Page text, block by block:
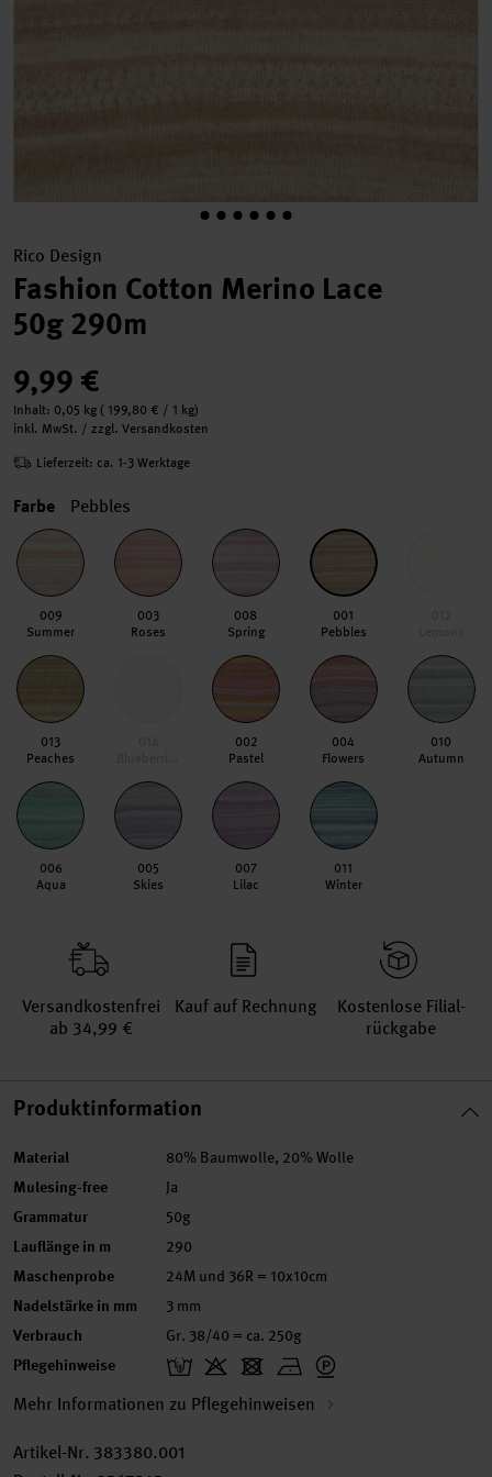
Rico Design
Fashion Cotton Merino Lace
50g 290m
9,99 €
Inhalt: 0,05 kg ( 199,80 € / 1 kg)
inkl. MwSt. / zzgl. Versandkosten
Lieferzeit: ca. 1-3 Werktage
Farbe Pebbles
009
Summer
003
Roses
008
Spring
001
Pebbles
013
Peaches
002
Pastel
004
Flowers
010
Autumn
006
Aqua
005
Skies
007
Lilac
011
Winter
Versand­kosten­frei
ab 34,99 €
Kauf auf Rechnung
Kosten­lose Filial­
rückgabe
Produktinformation
Material 80% Baumwolle, 20% Wolle
Mulesing-free Ja
Grammatur 50g
Lauflänge in m 290
Maschenprobe 24M und 36R = 10x10cm
Nadelstärke in mm 3 mm
Verbrauch Gr. 38/40 = ca. 250g
Pflegehinweise
Mehr Informationen zu Pflegehinweisen
Artikel-Nr. 383380.001